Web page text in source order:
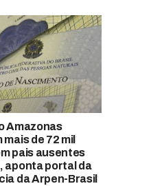
Amazonas
de 72 mil
pais ausentes
aponta portal da
da Arpen-Brasil